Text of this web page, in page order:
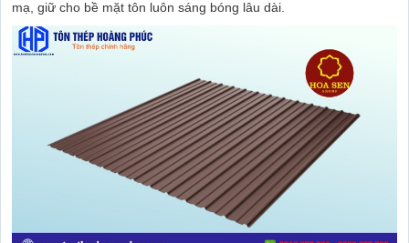
mạ, giữ cho bề mặt tôn luôn sáng bóng lâu dài.